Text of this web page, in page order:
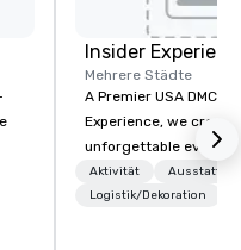
Insider
Mehrere Städte
A Premier USA DMC Partner
Experience, we create
unforgettable events
access to premium
class entertainment,
Aktivität
Logistik/Dekoration